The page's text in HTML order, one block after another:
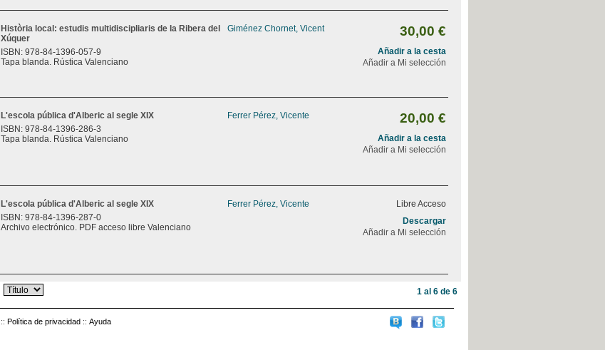
Història local: estudis multidiscipliaris de la Ribera del
Xúquer
ISBN: 978-84-1396-057-9
Tapa blanda. Rústica Valenciano
Giménez Chornet, Vicent 30,00 €
Añadir a la cesta
Añadir a Mi selección
L'escola pública d'Alberic al segle XIX
ISBN: 978-84-1396-286-3
Tapa blanda. Rústica Valenciano
Ferrer Pérez, Vicente 20,00 €
Añadir a la cesta
Añadir a Mi selección
L'escola pública d'Alberic al segle XIX
ISBN: 978-84-1396-287-0
Archivo electrónico. PDF acceso libre Valenciano
Ferrer Pérez, Vicente
Libre Acceso
Descargar
Añadir a Mi selección
1 al 6 de 6
:: Política de privacidad :: Ayuda